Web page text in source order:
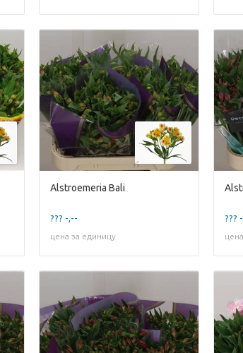
Alstroemeria Bali
??? -,--
цена за единицу
???